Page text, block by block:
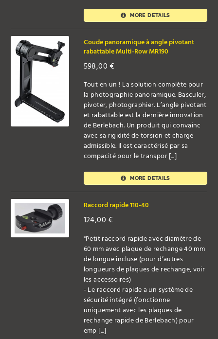
MORE DETAILS
Coude panoramique à angle pivotant
rabattable Multi-Row MR190
598,00€
Tout en un ! La solution complète pour
la photographie panoramique. Basculer,
pivoter, photographier. L’angle pivotant
et rabattable est la dernière innovation
de Berlebach. Un produit qui convainc
avec sa rigidité de torsion et charge
admissible. Il est caractérisé par sa
compacité pour le transpor [...]
MORE DETAILS
Raccord rapide 110-40
124,00€
"Petit raccord rapide avec diamètre de
60 mm avec plaque de rechange 40 mm
de longue incluse (pour d’autres
longueurs de plaques de rechange, voir
les accessoires)
- Le raccord rapide a un système de
sécurité intégré (fonctionne
uniquement avec les plaques de
rechange rapide de Berlebach) pour
emp [...]